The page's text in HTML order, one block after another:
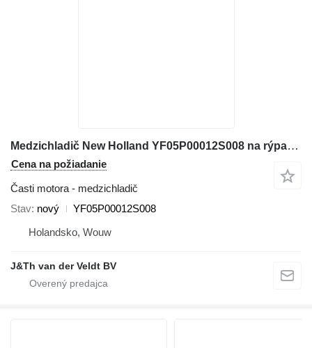
Medzichladič New Holland YF05P00012S008 na rýpadla New Holland E230CSR E260CSR
Cena na požiadanie
Časti motora - medzichladič
Stav nový
YF05P00012S008
Holandsko, Wouw
J&Th van der Veldt BV